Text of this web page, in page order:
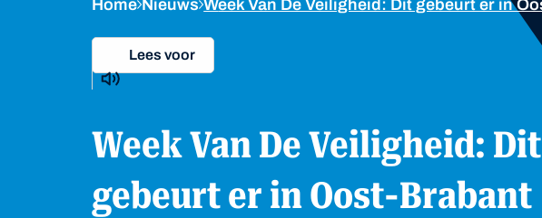
Home Nieuws Week Van De Veiligheid: Dit gebeurt er in
Lees voor
Week Van De Veiligheid: Dit
gebeurt er in Oost-Brabant